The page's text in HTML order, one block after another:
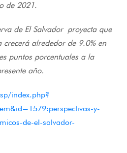
de 2021.
de El Salvador proyecta que
alrededor de 9.0% en
puntos porcentuales a la
año.
index.php?
y-
de-el-salvador-